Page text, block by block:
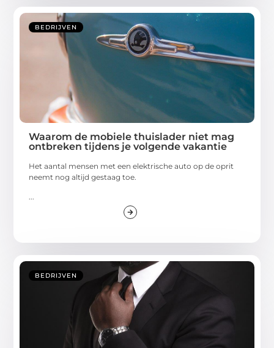
BEDRIJVEN
Waarom de mobiele thuislader niet mag
ontbreken tijdens je volgende vakantie
Het aantal mensen met een elektrische auto op de oprit
neemt nog altijd gestaag toe.
...
BEDRIJVEN